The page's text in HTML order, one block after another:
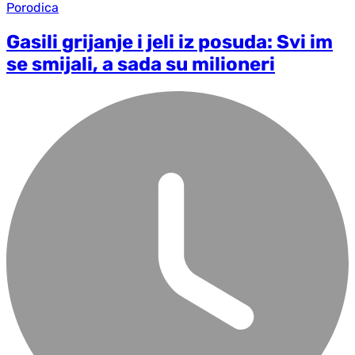
Porodica
Gasili grijanje i jeli iz posuda: Svi im
se smijali, a sada su milioneri